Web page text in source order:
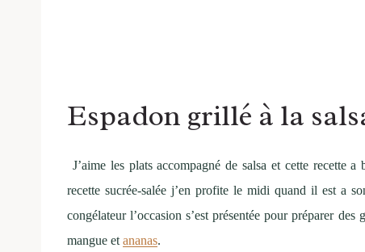
Espadon grillé à la
J’aime les plats accompagné de salsa et cette recette
recette sucrée-salée j’en profite le midi quand il est a
congélateur l’occasion s’est présentée pour préparer
mangue et ananas.